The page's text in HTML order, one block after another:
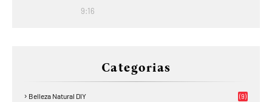
9:16
Categorias
Belleza Natural DIY (9)